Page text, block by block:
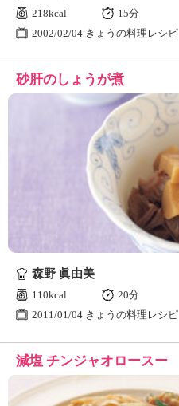
218kcal
15分
2002/02/04 きょうの料理レシピ
砂肝のしょうが煮
森野 眞由美
110kcal
20分
2011/01/04 きょうの料理レシピ
減塩 チンジャオロースー